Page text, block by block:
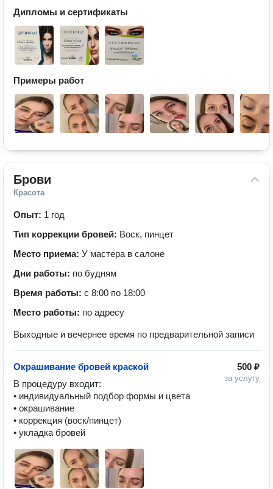
Дипломы и сертификаты
Примеры работ
Брови
Красота
Опыт: 1 год
Тип коррекции бровей: Воск, пинцет
Место приема: У мастера в салоне
Дни работы: по будням
Время работы: с 8:00 по 18:00
Место работы: по адресу
Выходные и вечернее время по предварительной записи
500 ₽
за услугу
Окрашивание бровей краской
В процедуру входит:
• индивидуальный подбор формы и цвета
• окрашивание
• коррекция (воск/пинцет)
• укладка бровей